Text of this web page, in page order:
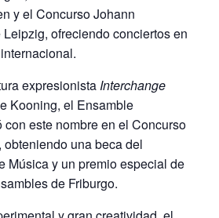
y el Concurso Johann
ofreciendo conciertos en
expresionista Interchange
Kooning, el Ensamble
con este nombre en el Concurso
una beca del
Música y un premio especial de
de Friburgo.